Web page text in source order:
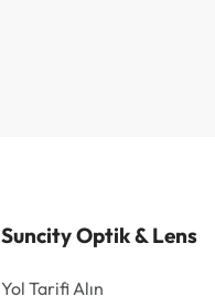
Suncity Optik & Lens
Yol Tarifi Alın